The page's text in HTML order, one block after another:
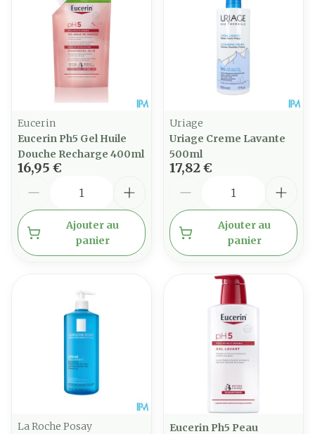
Eucerin
Eucerin Ph5 Gel Huile
Douche Recharge 400ml
16,95 €
Ajouter au
panier
Uriage
Uriage Creme Lavante
500ml
17,82 €
Ajouter au
panier
La Roche Posay
Eucerin Ph5 Peau